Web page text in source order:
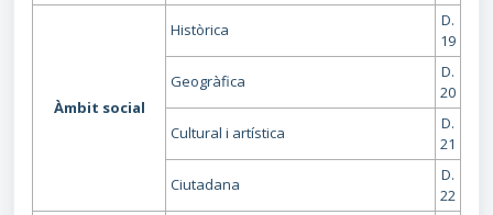
Àmbit social
Històrica
D.
19
Geogràfica
D.
20
Cultural i artística
D.
21
Ciutadana
D.
22